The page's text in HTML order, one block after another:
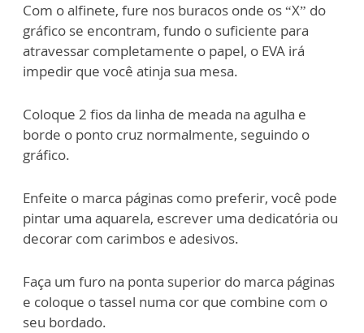
Com o alfinete, fure nos buracos onde os “X” do
gráfico se encontram, fundo o suficiente para
atravessar completamente o papel, o EVA irá
impedir que você atinja sua mesa.
Coloque 2 fios da linha de meada na agulha e
borde o ponto cruz normalmente, seguindo o
gráfico.
Enfeite o marca páginas como preferir, você pode
pintar uma aquarela, escrever uma dedicatória ou
decorar com carimbos e adesivos.
Faça um furo na ponta superior do marca páginas
e coloque o tassel numa cor que combine com o
seu bordado.